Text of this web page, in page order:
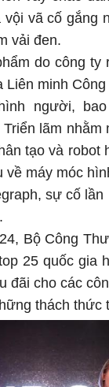
vội vã cố gắng
vải đen.
do công ty
Liên minh
người,
Triển lãm
tạo và robot
về máy móc
sự cố
Bộ Công
25 quốc gia
đãi cho các
thách thức